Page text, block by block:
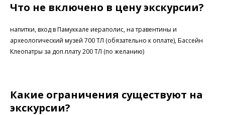
Что не включено в цену экскурсии?
напитки, вход в Памуккале иераполис, на травентины и
археологический музей 700 ТЛ (обязательно к оплате), Бассейн
Клеопатры за доп.плату 200 ТЛ (по желанию)
Какие ограничения существуют на
экскурсии?